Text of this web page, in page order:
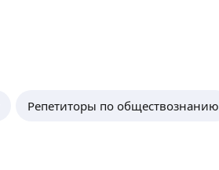
Репетиторы по обществознанию